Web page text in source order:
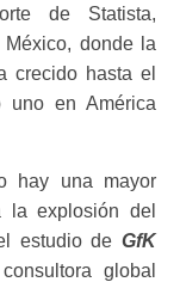
de Statista,
donde la
crecido hasta el
uno en América
hay una mayor
la explosión del
estudio de GfK
global